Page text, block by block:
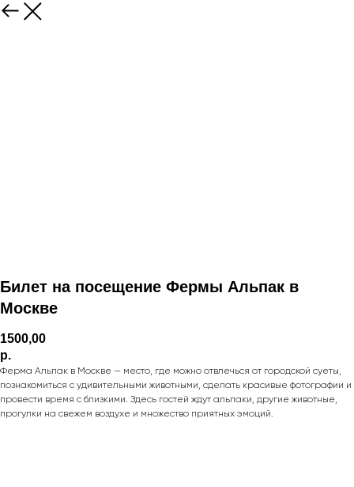
Билет на посещение Фермы Альпак в
Москве
1500,00
р.
Ферма Альпак в Москве — место, где можно отвлечься от городской суеты,
познакомиться с удивительными животными, сделать красивые фотографии и
провести время с близкими. Здесь гостей ждут альпаки, другие животные,
прогулки на свежем воздухе и множество приятных эмоций.